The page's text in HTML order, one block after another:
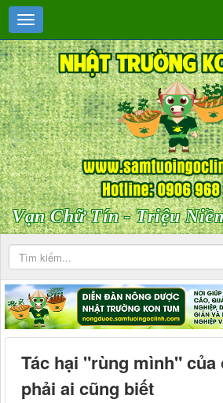
Vạn Chữ Tín - Triệu
Tác hại "rùng mình" của
phải ai cũng biết